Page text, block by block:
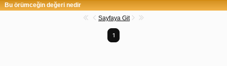
Bu örümceğin değeri nedir
Sayfaya Git
1